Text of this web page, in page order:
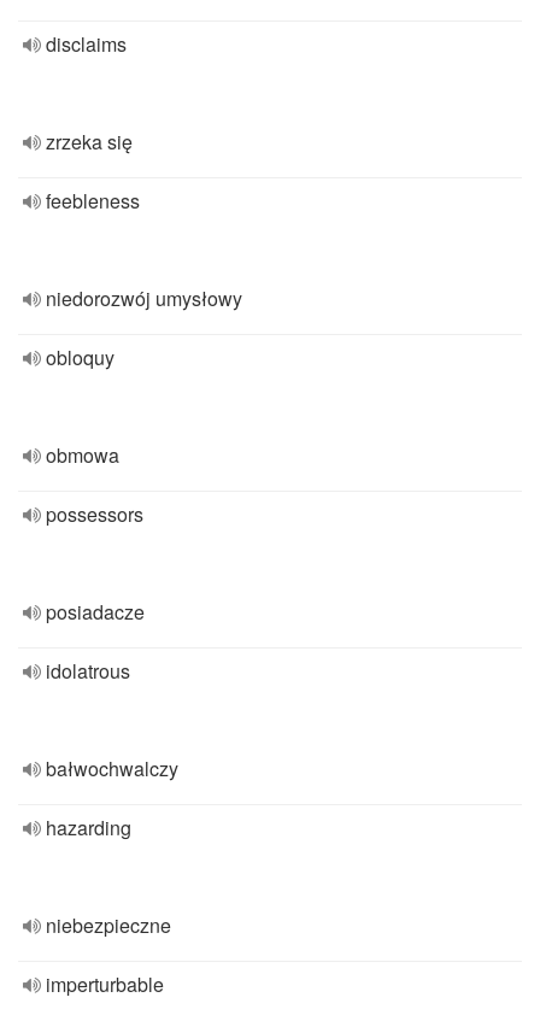
disclaims
zrzeka się
feebleness
niedorozwój umysłowy
obloquy
obmowa
possessors
posiadacze
idolatrous
bałwochwalczy
hazarding
niebezpieczne
imperturbable